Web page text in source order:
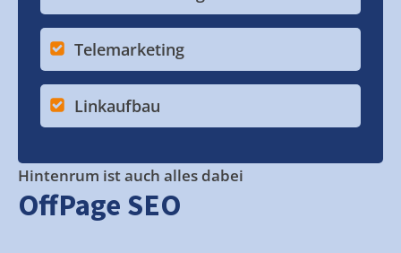
Telemarketing
Linkaufbau
Hintenrum ist auch alles dabei
OffPage SEO